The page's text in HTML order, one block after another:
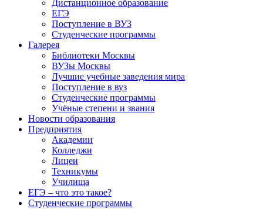
Дистанционное образование
ЕГЭ
Поступление в ВУЗ
Студенческие программы
Галерея
Библиотеки Москвы
ВУЗы Москвы
Лучшие учебные заведения мира
Поступление в вуз
Студенческие программы
Учёные степени и звания
Новости образования
Предприятия
Академии
Колледжи
Лицеи
Техникумы
Училища
ЕГЭ – что это такое?
Студенческие программы